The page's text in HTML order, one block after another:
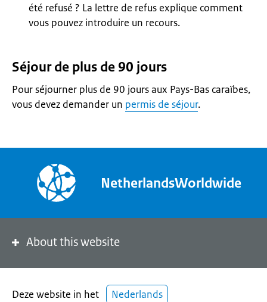
été refusé ? La lettre de refus explique comment
vous pouvez introduire un recours.
Séjour de plus de 90 jours
Pour séjourner plus de 90 jours aux Pays-Bas caraïbes,
vous devez demander un permis de séjour.
NetherlandsWorldwide
About this website
Deze website in het Nederlands